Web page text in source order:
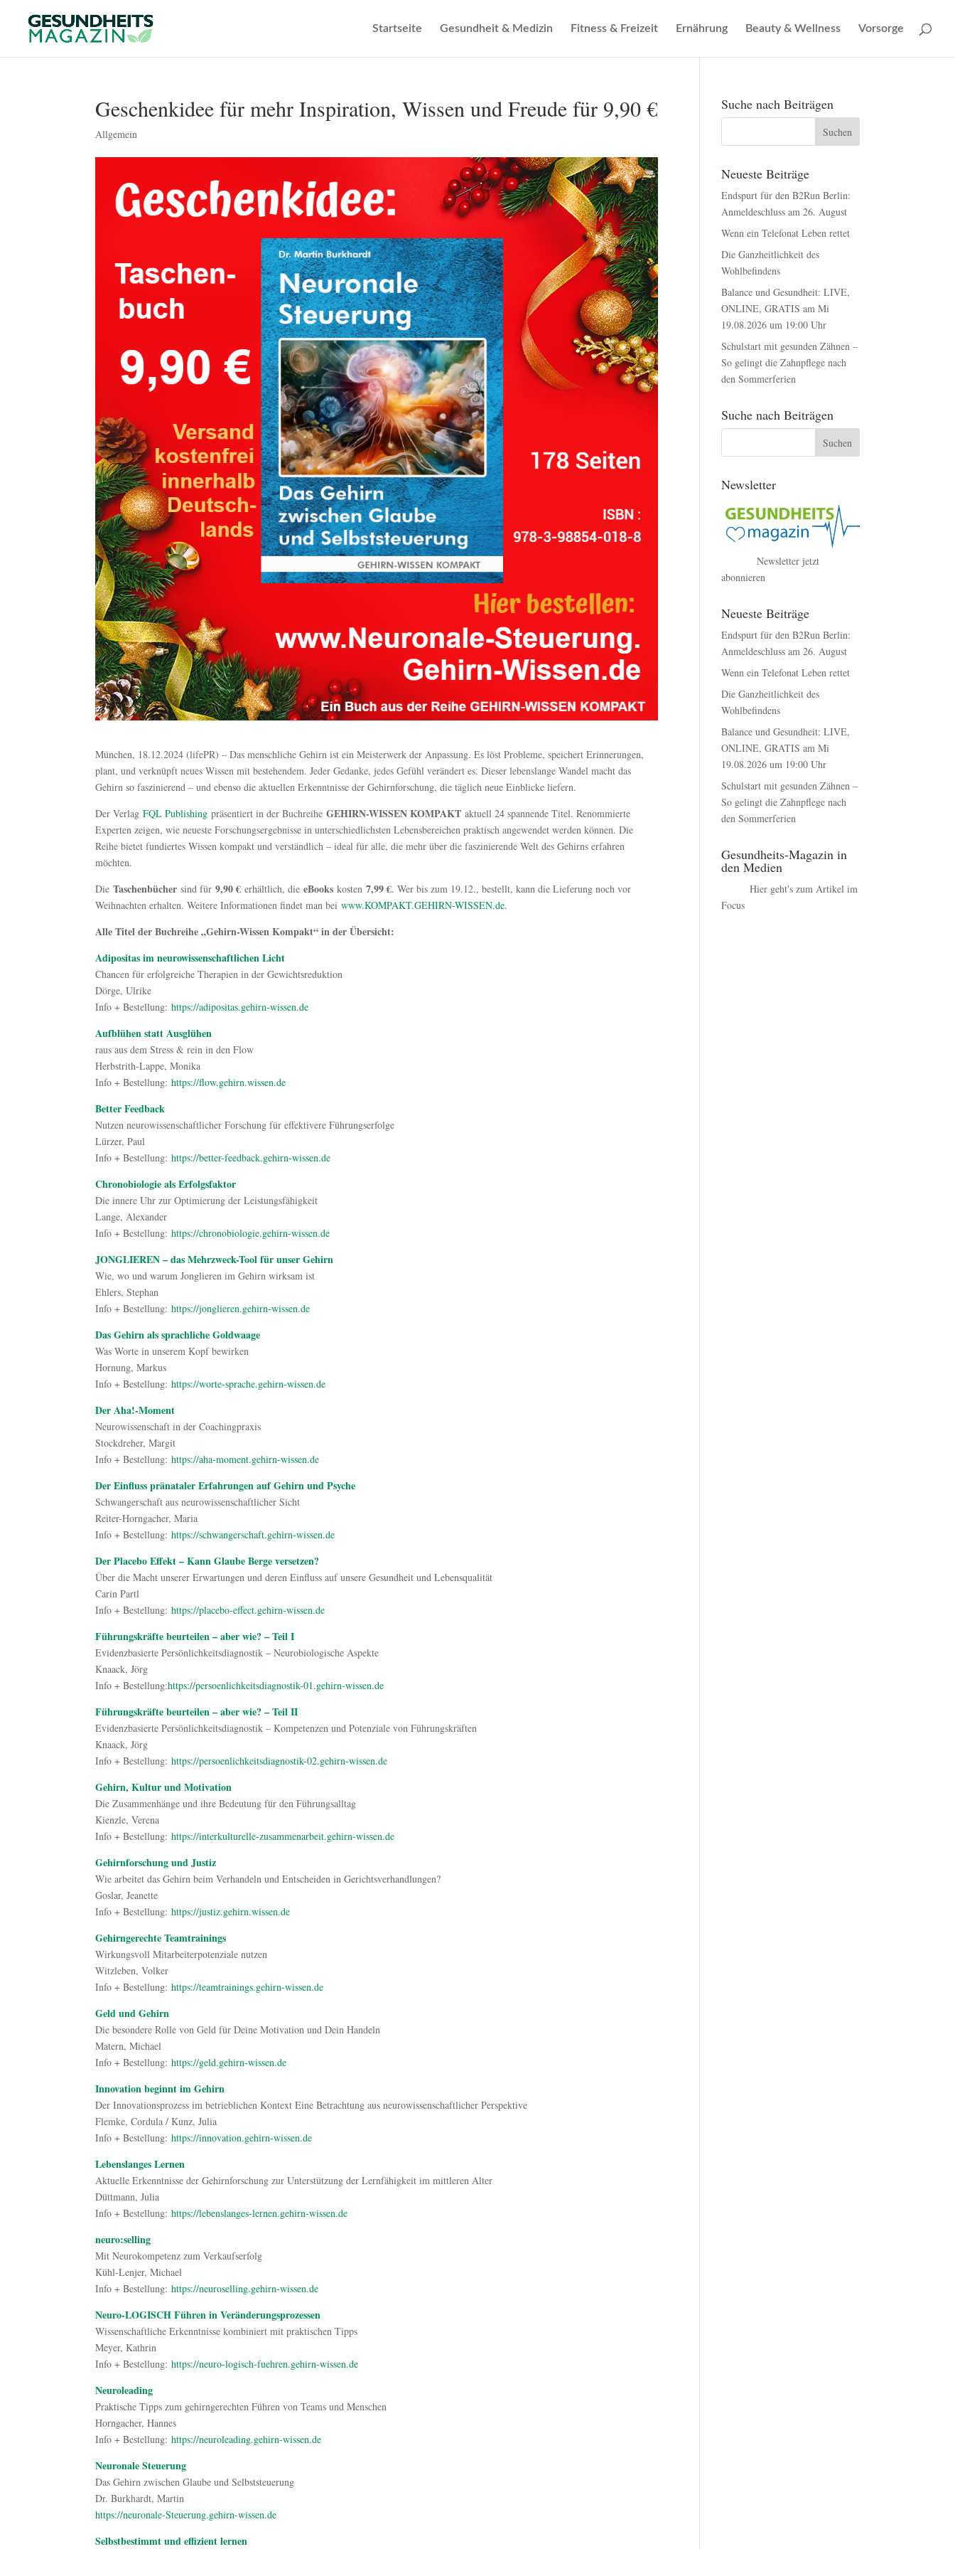
Startseite Gesundheit & Medizin Fitness & Freizeit Ernährung Beauty & Wellness Vorsorge
Geschenkidee für mehr Inspiration, Wissen und Freude für 9,90 €
Allgemein
München, 18.12.2024 (lifePR) – Das menschliche Gehirn ist ein Meisterwerk der Anpassung. Es löst Probleme, speichert Erinnerungen,
plant, und verknüpft neues Wissen mit bestehendem. Jeder Gedanke, jedes Gefühl verändert es. Dieser lebenslange Wandel macht das
Gehirn so faszinierend – und ebenso die aktuellen Erkenntnisse der Gehirnforschung, die täglich neue Einblicke liefern.
Der VerlagFQL Publishing präsentiert in der BuchreiheGEHIRN-WISSEN KOMPAKTaktuell 24 spannende Titel. Renommierte
Experten zeigen, wie neueste Forschungsergebnisse in unterschiedlichsten Lebensbereichen praktisch angewendet werden können. Die
Reihe bietet fundiertes Wissen kompakt und verständlich – ideal für alle, die mehr über die faszinierende Welt des Gehirns erfahren
möchten.
DieTaschenbüchersind für9,90 €erhältlich, dieeBookskosten7,99 €. Wer bis zum 19.12., bestellt, kann die Lieferung noch vor
Weihnachten erhalten. Weitere Informationen findet man beiwww.KOMPAKT.GEHIRN-WISSEN.de.
Alle Titel der Buchreihe „Gehirn-Wissen Kompakt“ in der Übersicht:
Adipositas im neurowissenschaftlichen Licht
Chancen für erfolgreiche Therapien in der Gewichtsreduktion
Dörge, Ulrike
Info + Bestellung:https://adipositas.gehirn-wissen.de
Aufblühen statt Ausglühen
raus aus dem Stress & rein in den Flow
Herbstrith-Lappe, Monika
Info + Bestellung:https://flow.gehirn.wissen.de
Better Feedback
Nutzen neurowissenschaftlicher Forschung für effektivere Führungserfolge
Lürzer, Paul
Info + Bestellung:https://better-feedback.gehirn-wissen.de
Chronobiologie als Erfolgsfaktor
Die innere Uhr zur Optimierung der Leistungsfähigkeit
Lange, Alexander
Info + Bestellung:https://chronobiologie.gehirn-wissen.de
JONGLIEREN – das Mehrzweck-Tool für unser Gehirn
Wie, wo und warum Jonglieren im Gehirn wirksam ist
Ehlers, Stephan
Info + Bestellung:https://jonglieren.gehirn-wissen.de
Das Gehirn als sprachliche Goldwaage
Was Worte in unserem Kopf bewirken
Hornung, Markus
Info + Bestellung:https://worte-sprache.gehirn-wissen.de
Der Aha!-Moment
Neurowissenschaft in der Coachingpraxis
Stockdreher, Margit
Info + Bestellung:https://aha-moment.gehirn-wissen.de
Der Einfluss pränataler Erfahrungen auf Gehirn und Psyche
Schwangerschaft aus neurowissenschaftlicher Sicht
Reiter-Horngacher, Maria
Info + Bestellung:https://schwangerschaft.gehirn-wissen.de
Der Placebo Effekt – Kann Glaube Berge versetzen?
Über die Macht unserer Erwartungen und deren Einfluss auf unsere Gesundheit und Lebensqualität
Carin Partl
Info + Bestellung:https://placebo-effect.gehirn-wissen.de
Führungskräfte beurteilen – aber wie? – Teil I
Evidenzbasierte Persönlichkeitsdiagnostik – Neurobiologische Aspekte
Knaack, Jörg
Info + Bestellung:https://persoenlichkeitsdiagnostik-01.gehirn-wissen.de
Führungskräfte beurteilen – aber wie? – Teil II
Evidenzbasierte Persönlichkeitsdiagnostik – Kompetenzen und Potenziale von Führungskräften
Knaack, Jörg
Info + Bestellung:https://persoenlichkeitsdiagnostik-02.gehirn-wissen.de
Gehirn, Kultur und Motivation
Die Zusammenhänge und ihre Bedeutung für den Führungsalltag
Kienzle, Verena
Info + Bestellung:https://interkulturelle-zusammenarbeit.gehirn-wissen.de
Gehirnforschung und Justiz
Wie arbeitet das Gehirn beim Verhandeln und Entscheiden in Gerichtsverhandlungen?
Goslar, Jeanette
Info + Bestellung:https://justiz.gehirn.wissen.de
Gehirngerechte Teamtrainings
Wirkungsvoll Mitarbeiterpotenziale nutzen
Witzleben, Volker
Info + Bestellung:https://teamtrainings.gehirn-wissen.de
Geld und Gehirn
Die besondere Rolle von Geld für Deine Motivation und Dein Handeln
Matern, Michael
Info + Bestellung:https://geld.gehirn-wissen.de
Innovation beginnt im Gehirn
Der Innovationsprozess im betrieblichen Kontext Eine Betrachtung aus neurowissenschaftlicher Perspektive
Flemke, Cordula / Kunz, Julia
Info + Bestellung:https://innovation.gehirn-wissen.de
Lebenslanges Lernen
Aktuelle Erkenntnisse der Gehirnforschung zur Unterstützung der Lernfähigkeit im mittleren Alter
Düttmann, Julia
Info + Bestellung:https://lebenslanges-lernen.gehirn-wissen.de
neuro:selling
Mit Neurokompetenz zum Verkaufserfolg
Kühl-Lenjer, Michael
Info + Bestellung:https://neuroselling.gehirn-wissen.de
Neuro-LOGISCH Führen in Veränderungsprozessen
Wissenschaftliche Erkenntnisse kombiniert mit praktischen Tipps
Meyer, Kathrin
Info + Bestellung:https://neuro-logisch-fuehren.gehirn-wissen.de
Neuroleading
Praktische Tipps zum gehirngerechten Führen von Teams und Menschen
Horngacher, Hannes
Info + Bestellung:https://neuroleading.gehirn-wissen.de
Neuronale Steuerung
Das Gehirn zwischen Glaube und Selbststeuerung
Dr. Burkhardt, Martin
https://neuronale-Steuerung.gehirn-wissen.de
Selbstbestimmt und effizient lernen
Suche nach Beiträgen
Neueste Beiträge
Endspurt für den B2Run Berlin:
Anmeldeschluss am 26. August
Wenn ein Telefonat Leben rettet
Die Ganzheitlichkeit des
Wohlbefindens
Balance und Gesundheit: LIVE,
ONLINE, GRATIS am Mi
19.08.2026 um 19:00 Uhr
Schulstart mit gesunden Zähnen –
So gelingt die Zahnpflege nach
den Sommerferien
Suche nach Beiträgen
Newsletter
Newsletter jetzt
abonnieren
Neueste Beiträge
Endspurt für den B2Run Berlin:
Anmeldeschluss am 26. August
Wenn ein Telefonat Leben rettet
Die Ganzheitlichkeit des
Wohlbefindens
Balance und Gesundheit: LIVE,
ONLINE, GRATIS am Mi
19.08.2026 um 19:00 Uhr
Schulstart mit gesunden Zähnen –
So gelingt die Zahnpflege nach
den Sommerferien
Gesundheits-Magazin in
den Medien
Hier geht's zum Artikel im
Focus